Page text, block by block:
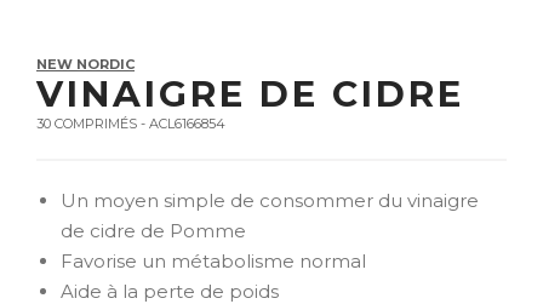
NEW NORDIC
VINAIGRE DE CIDRE
30 COMPRIMÉS - ACL6166854
Un moyen simple de consommer du vinaigre
de cidre de Pomme
Favorise un métabolisme normal
Aide à la perte de poids